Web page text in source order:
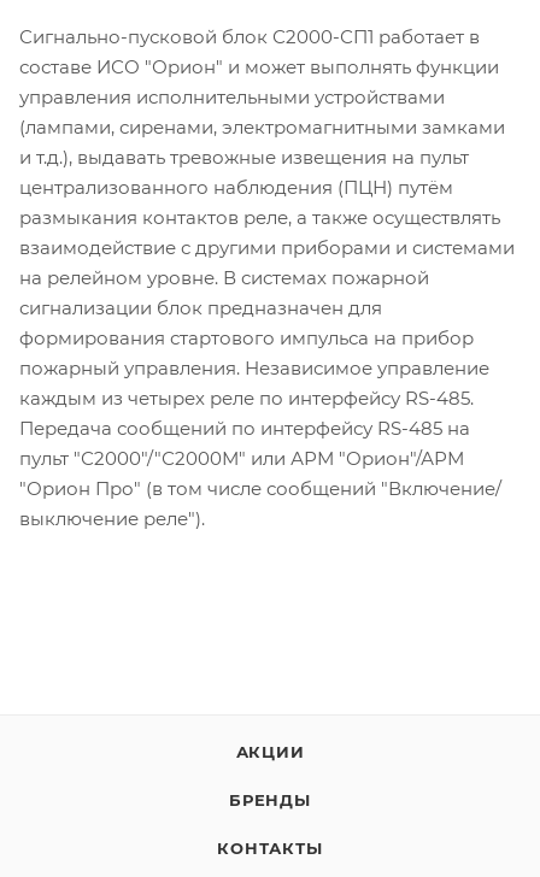
Сигнально-пусковой блок С2000-СП1 работает в
составе ИСО "Орион" и может выполнять функции
управления исполнительными устройствами
(лампами, сиренами, электромагнитными замками
и т.д.), выдавать тревожные извещения на пульт
централизованного наблюдения (ПЦН) путём
размыкания контактов реле, а также осуществлять
взаимодействие с другими приборами и системами
на релейном уровне. В системах пожарной
сигнализации блок предназначен для
формирования стартового импульса на прибор
пожарный управления. Независимое управление
каждым из четырех реле по интерфейсу RS-485.
Передача сообщений по интерфейсу RS-485 на
пульт "С2000"/"С2000М" или АРМ "Орион"/АРМ
"Орион Про" (в том числе сообщений "Включение/
выключение реле").
АКЦИИ
БРЕНДЫ
КОНТАКТЫ